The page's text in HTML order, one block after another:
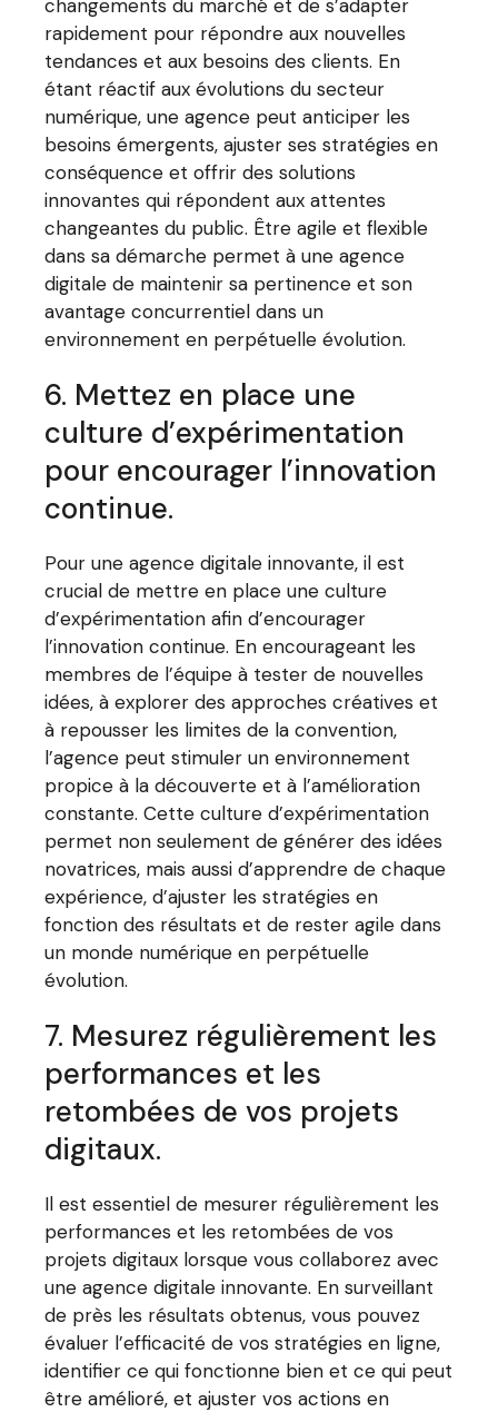
changements du marché et de s’adapter
rapidement pour répondre aux nouvelles
tendances et aux besoins des clients. En
étant réactif aux évolutions du secteur
numérique, une agence peut anticiper les
besoins émergents, ajuster ses stratégies en
conséquence et offrir des solutions
innovantes qui répondent aux attentes
changeantes du public. Être agile et flexible
dans sa démarche permet à une agence
digitale de maintenir sa pertinence et son
avantage concurrentiel dans un
environnement en perpétuelle évolution.
6. Mettez en place une
culture d’expérimentation
pour encourager l’innovation
continue.
Pour une agence digitale innovante, il est
crucial de mettre en place une culture
d’expérimentation afin d’encourager
l’innovation continue. En encourageant les
membres de l’équipe à tester de nouvelles
idées, à explorer des approches créatives et
à repousser les limites de la convention,
l’agence peut stimuler un environnement
propice à la découverte et à l’amélioration
constante. Cette culture d’expérimentation
permet non seulement de générer des idées
novatrices, mais aussi d’apprendre de chaque
expérience, d’ajuster les stratégies en
fonction des résultats et de rester agile dans
un monde numérique en perpétuelle
évolution.
7. Mesurez régulièrement les
performances et les
retombées de vos projets
digitaux.
Il est essentiel de mesurer régulièrement les
performances et les retombées de vos
projets digitaux lorsque vous collaborez avec
une agence digitale innovante. En surveillant
de près les résultats obtenus, vous pouvez
évaluer l’efficacité de vos stratégies en ligne,
identifier ce qui fonctionne bien et ce qui peut
être amélioré, et ajuster vos actions en